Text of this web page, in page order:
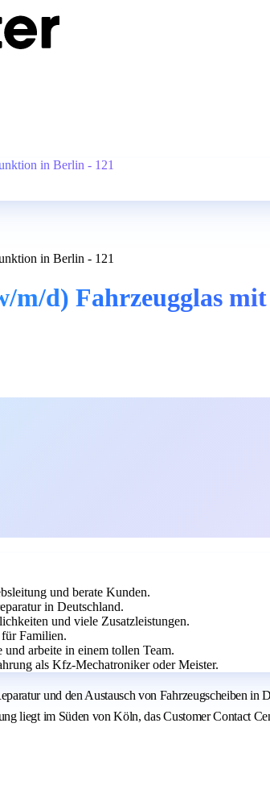
in Berlin - 121
in Berlin - 121
d) Fahrzeugglas
und berate Kunden.
in Deutschland.
und viele Zusatzleistungen.
Familien.
arbeite in einem tollen Team.
als Kfz-Mechatroniker oder Meister.
und den Austausch von Fahrzeugscheiben
liegt im Süden von Köln, das Customer Contact